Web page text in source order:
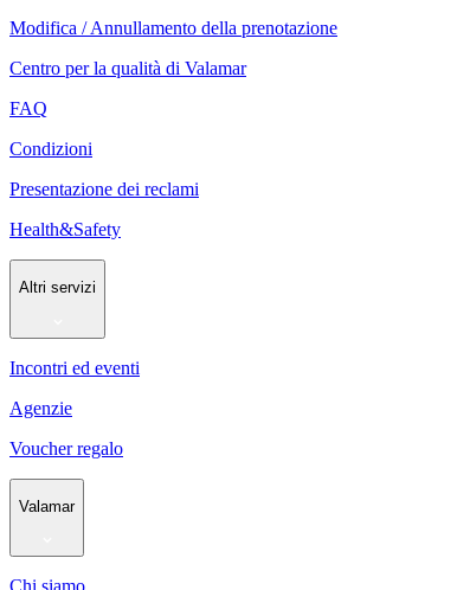
Modifica / Annullamento della prenotazione
Centro per la qualità di Valamar
FAQ
Condizioni
Presentazione dei reclami
Health&Safety
Altri servizi
Incontri ed eventi
Agenzie
Voucher regalo
Valamar